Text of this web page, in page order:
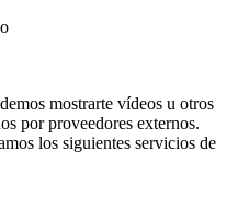
mostrarte vídeos u otros
por proveedores externos.
los siguientes servicios de